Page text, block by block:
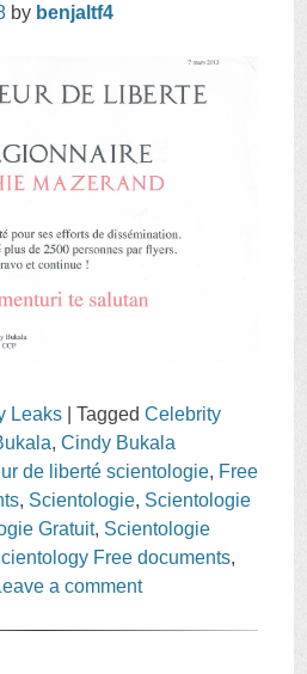
by benjaltf4
Leaks |TaggedCelebrity
,Cindy Bukala
de liberté scientologie, Free
, Scientologie, Scientologie
Gratuit, Scientologie
Free documents,
a comment